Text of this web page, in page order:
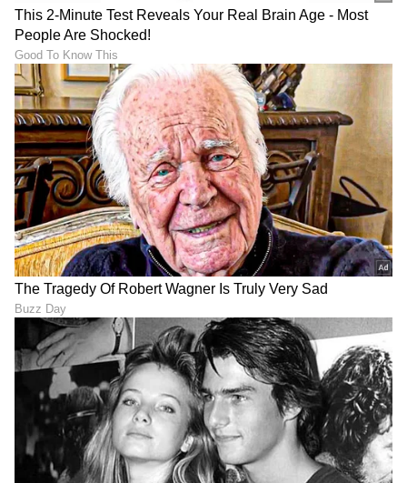
"ರಾಜಕೀಯ ಬೇಡ, ಸಿನಿಮಾನೇ ಪ್ರಾಣ":
ಕನಕೋತ್ಸವದಲ್ಲಿ ರಿಷಬ್ ಶೆಟ್ಟಿ | Rishab
Shetty speech | Suvarna News
ಶೇ.50 ರಿಂದ ಶೇ.18 ಕ್ಕೆ TAX ಇಳಿಕೆ: ಮೋದಿ-
ಟ್ರಂಪ್ ಐತಿಹಾಸಿಕ ಒಪ್ಪಂದ | India US
Trade Deal | Party Rounds